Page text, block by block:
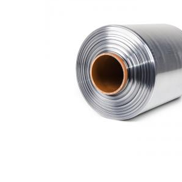
predovšetkým polyolefinové fólie (PF), ktoré sú
Parametre:Dĺžka: 400m Šírka: 200mm
(0,030mm) Teplota zmrštenia:> 90 ° C Pomer
PVC Tvar: polorukáv (L) Vnútorný priemer role: